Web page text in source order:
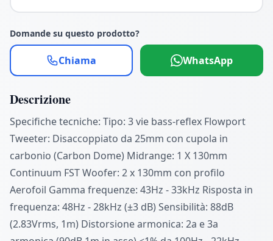
Domande su questo prodotto?
Chiama WhatsApp
Descrizione
Specifiche tecniche: Tipo: 3 vie bass-reflex Flowport
Tweeter: Disaccoppiato da 25mm con cupola in
carbonio (Carbon Dome) Midrange: 1 X 130mm
Continuum FST Woofer: 2 x 130mm con profilo
Aerofoil Gamma frequenze: 43Hz - 33kHz Risposta in
frequenza: 48Hz - 28kHz (±3 dB) Sensibilità: 88dB
(2.83Vrms, 1m) Distorsione armonica: 2a e 3a